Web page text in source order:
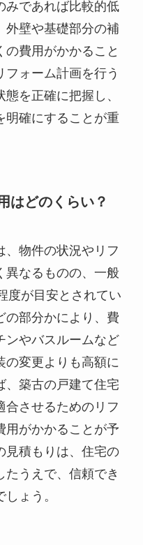
みであれば比較的低
外壁や基礎部分の補
費用がかかること
フォーム計画を行う
を正確に把握し、
明確にすることが重
はどのくらい？
、物件の状況やリフ
異なるものの、一般
度が目安とされてい
の部分かにより、費
ンやバスルームなど
の変更よりも高額に
、築古の戸建て住宅
合させるためのリフ
用がかかることが予
見積もりは、住宅の
うえで、信頼でき
ょう。